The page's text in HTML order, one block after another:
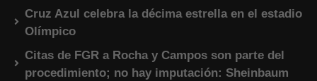
Cruz Azul celebra la décima estrella en el estadio
Olímpico
Citas de FGR a Rocha y Campos son parte del
procedimiento; no hay imputación: Sheinbaum